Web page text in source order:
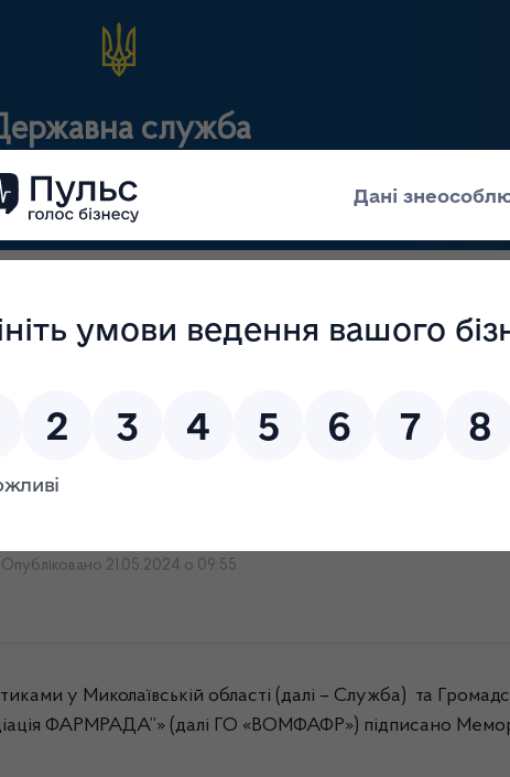
служба
Для громадськості Прес-центр
нагляд
(контроль)
засобів, крові та
сертифікація
нагляд
співпрацю
про співпрацю
Опубліковано 21.05.2024 о 09:55
у Миколаївській області (далі – Служба) та
ФАРМРАДА”» (далі ГО «ВОМФАФР») підписано